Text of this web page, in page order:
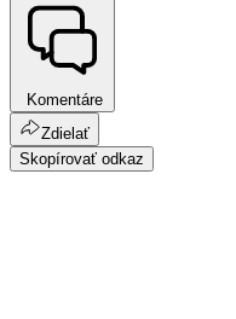
Komentáre
Zdielať
Skopírovať odkaz